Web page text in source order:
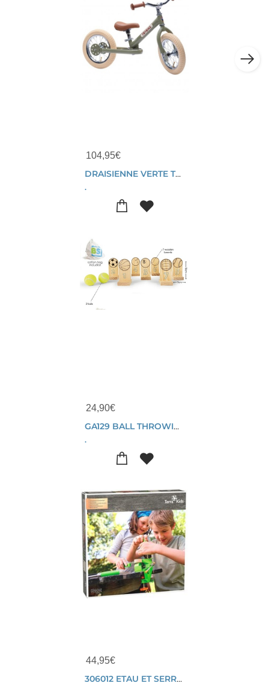
104,95€
DRAISIENNE VERTE TRYBIKE STEEL VINTAGE 15 MOIS - 6 ANS
.
24,90€
GA129 BALL THROWING
.
44,95€
306012 ETAU ET SERRE JOINT TERRA KIDS